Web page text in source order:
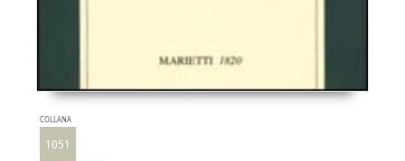
COLLANA
1051